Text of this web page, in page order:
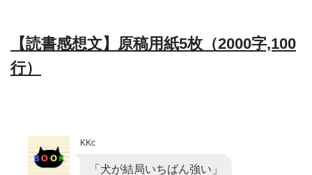
【読書感想文】原稿用紙5枚（2000字,100
行）
KKc
「犬が結局いちばん強い」